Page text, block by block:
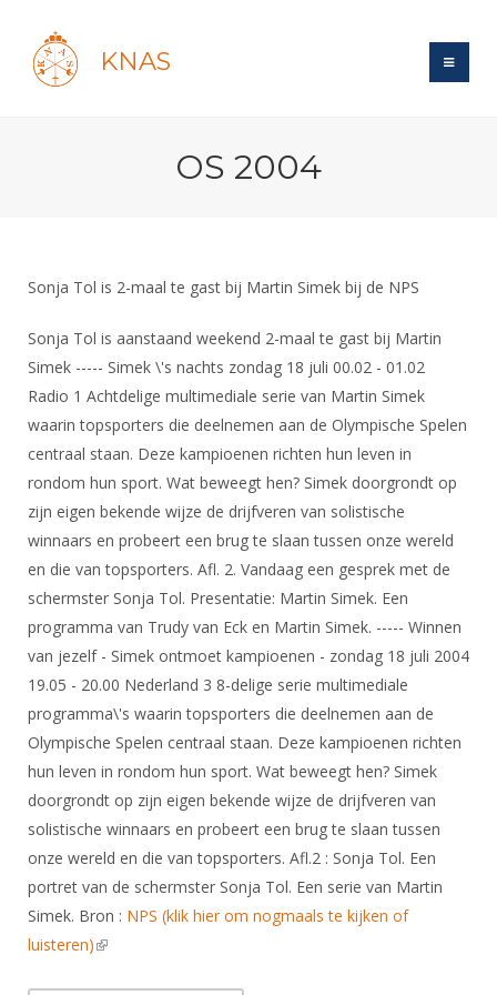
KNAS
Forums
Maandelijks archief
Evenement
Website
Gebruiksvoorwaarden
Handleiding
Historie
Lidmaatschap
Tarieven
Reglementen
Ledencijfers
Sponsors en Partners
Organisatie
Commissies
Ereleden
Leden van Verdiensten
Vacatures
Bondsbureau
Contact
Medewerkers
Samenwerking
Formulieren
Recreatiesport
Veteranen
Lichtzwaardschermen
Wedstrijdsport
Inschrijven
Reglementen
Materiaal
Schermpaspoort
Rolstoelschermen
Wedstrijdkalender
KNAS Keurmerk
NK's
JPT
JEC
Veteranenwedstrijden
Nieuws
NK's
Oranje
DBT
FBT
SBT
Talentontwikkeling
Atletencommissie
Internationale Titeltoernooien
Internationale aanmeldingen
Voor de jeugd
Spreekbeurtpakket
Ouders en vereniging
Jeugdkampen
Brassardsysteem
Voor coaches en leraren
Nieuws
Nationale opleidingen
Internationale opleidingen
Opleidingen
Leraar
Voor scheidsrechters
Nieuws
Scheidsrechterslijst
Forums
Forums
Schermforum
Nieuws
Zoek Vereniging
Contact
NK organiseren
OS 2004
Sonja Tol is 2-maal te gast bij Martin Simek bij de NPS
Sonja Tol is aanstaand weekend 2-maal te gast bij Martin
Simek ----- Simek \'s nachts zondag 18 juli 00.02 - 01.02
Radio 1 Achtdelige multimediale serie van Martin Simek
waarin topsporters die deelnemen aan de Olympische Spelen
centraal staan. Deze kampioenen richten hun leven in
rondom hun sport. Wat beweegt hen? Simek doorgrondt op
zijn eigen bekende wijze de drijfveren van solistische
winnaars en probeert een brug te slaan tussen onze wereld
en die van topsporters. Afl. 2. Vandaag een gesprek met de
schermster Sonja Tol. Presentatie: Martin Simek. Een
programma van Trudy van Eck en Martin Simek. ----- Winnen
van jezelf - Simek ontmoet kampioenen - zondag 18 juli 2004
19.05 - 20.00 Nederland 3 8-delige serie multimediale
programma\'s waarin topsporters die deelnemen aan de
Olympische Spelen centraal staan. Deze kampioenen richten
hun leven in rondom hun sport. Wat beweegt hen? Simek
doorgrondt op zijn eigen bekende wijze de drijfveren van
solistische winnaars en probeert een brug te slaan tussen
onze wereld en die van topsporters. Afl.2 : Sonja Tol. Een
portret van de schermster Sonja Tol. Een serie van Martin
Simek. Bron : NPS (klik hier om nogmaals te kijken of
luisteren)(link is external)